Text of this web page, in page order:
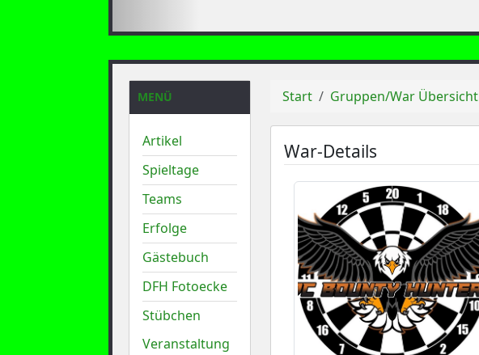
MENÜ
Artikel
Spieltage
Teams
Erfolge
Gästebuch
DFH Fotoecke
Stübchen
Veranstaltung
Start Gruppen/War Übersicht
War-Details